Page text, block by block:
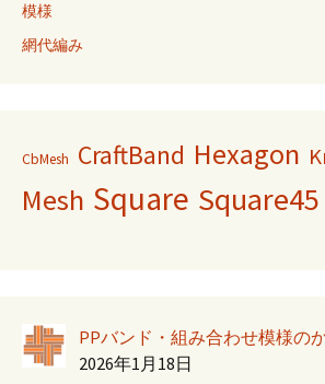
模様
網代編み
CbMesh CraftBand Hexagon
Mesh Square Square45
PPバンド・組み合わせ模様の
2026年1月18日